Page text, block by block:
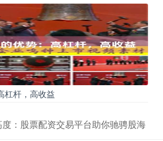
杠杆，高收益
：股票配资交易平台助你驰骋股海